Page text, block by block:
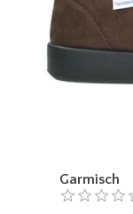
Garmisch